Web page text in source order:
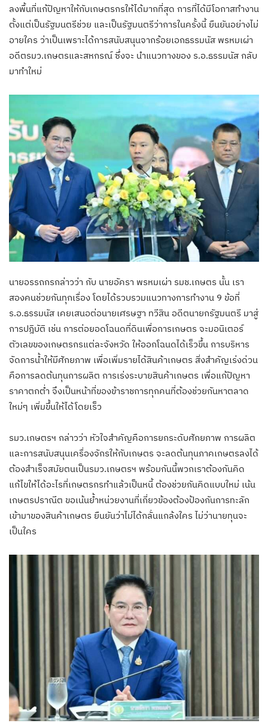
ลงพื้นที่แก้ปัญหาให้กับเกษตรกรให้ได้มากที่สุด การที่ได้มีโอกาสทำงาน
ตั้งแต่เป็นรัฐมนตรีช่วย และเป็นรัฐมนตรีว่าการในครั้งนี้ ยืนยันอย่างไม่
อายใคร ว่าเป็นเพราะได้การสนับสนุนจากร้อยเอกธรรมนัส พรหมเผ่า
อดีตรมว.เกษตรและสหกรณ์ ซึ่งจะ นำแนวทางของ ร.อ.ธรรมนัส กลับ
มาทำใหม่
นายอรรถกรกล่าวว่า กับ นายอัครา พรหมเผ่า รมช.เกษตร นั้น เรา
สองคนช่วยกันทุกเรื่อง โดยได้รวบรวมแนวทางการทำงาน 9 ข้อที่
ร.อ.ธรรมนัส เคยเสนอต่อนายเศรษฐา ทวีสิน อดีตนายกรัฐมนตรี มาสู่
การปฎิบัติ เช่น การต่อยอดโฉนดที่ดินเพื่อการเกษตร จะมอนิเตอร์
ตัวเลขของเกษตรกรแต่ละจังหวัด ให้ออกโฉนดได้เร็วขึ้น การบริหาร
จัดการน้ำให้มีศักยภาพ เพื่อเพิ่มรายได้สินค้าเกษตร สิ่งสำคัญเร่งด่วน
คือการลดต้นทุนการผลิต การเร่งระบายสินค้าเกษตร เพื่อแก้ปัญหา
ราคาตกต่ำ จึงเป็นหน้าที่ของข้าราชการทุกคนที่ต้องช่วยกันหาตลาด
ใหม่ๆ เพิ่มขึ้นให้ได้โดยเร็ว
รมว.เกษตรฯ กล่าวว่า หัวใจสำคัญคือการยกระดับศักยภาพ การผลิต
และการสนับสนุนเครื่องจักรให้กับเกษตร จะลดต้นทุนภาคเกษตรลงได้
ต้องสำเร็จสมัยตนเป็นรมว.เกษตรฯ พร้อมกันนี้พวกเราต้องกันคิด
แก้ไขให้ได้อะไรที่เกษตรกรทำแล้วเป็นหนี้ ต้องช่วยกันคิดแบบใหม่ เน้น
เกษตรปราณีต ขอเน้นย้ำหน่วยงานที่เกี่ยวข้องต้องป้องกันการทะลัก
เข้ามาของสินค้าเกษตร ยืนยันว่าไม่ได้กลั่นแกล้งใคร ไม่ว่านายทุนจะ
เป็นใคร